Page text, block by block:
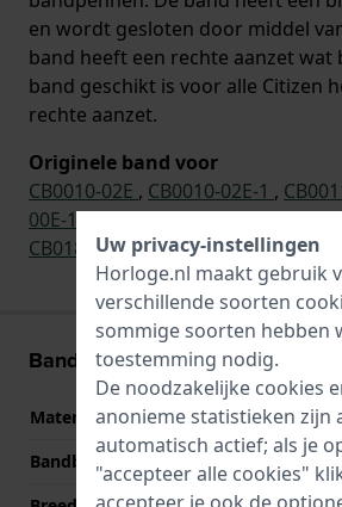
en wordt gesloten door middel
band heeft een rechte aanzet wat
band geschikt is voor alle Citizen
rechte aanzet.
Originele band voor
CB0010-02E , CB0010-02E-1 ,
00E-1,CB0011-18E,CB0011-26E,
CB0180-11A
Band informatie
Materiaal Band
Leer
Bandbreedte
23 mm
Uw privacy-instellingen
Horloge.nl maakt gebruik
verschillende soorten
sommige soorten hebben
toestemming nodig.
De noodzakelijke cookies
anonieme statistieken zijn
automatisch actief; als je
"accepteer alle cookies"
accepteer je ook de